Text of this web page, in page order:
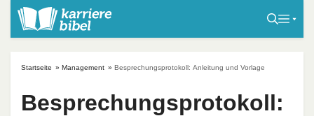
Startseite » Management » Besprechungsprotokoll: Anleitung und Vorlage
Besprechungsprotokoll: